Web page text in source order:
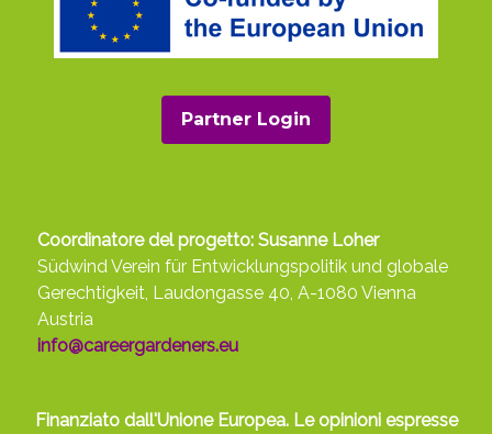
Partner Login
Coordinatore del progetto: Susanne Loher
Südwind Verein für Entwicklungspolitik und globale
Gerechtigkeit, Laudongasse 40, A-1080 Vienna
Austria
info@careergardeners.eu
Finanziato dall'Unione Europea. Le opinioni espresse